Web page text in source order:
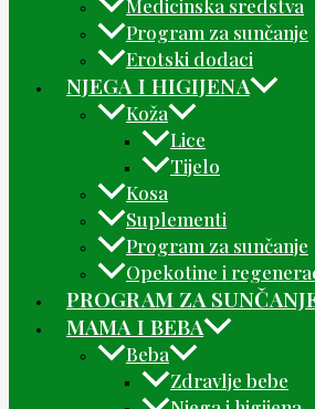
Medicinska sredstva
Program za sunčanje
Erotski dodaci
NJEGA I HIGIJENA
Koža
Lice
Tijelo
Kosa
Suplementi
Program za sunčanje
Opekotine i
PROGRAM ZA
MAMA I BEBA
Beba
Zdravlje bebe